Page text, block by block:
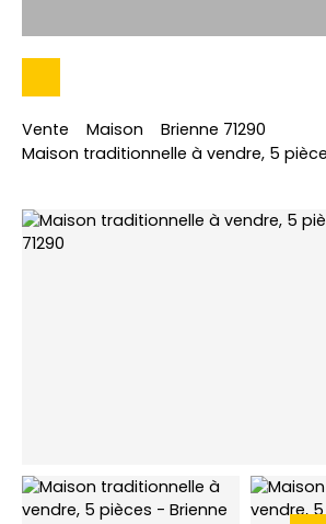
Vente Maison
Brienne 71290
Maison traditionnelle à vendre, 5